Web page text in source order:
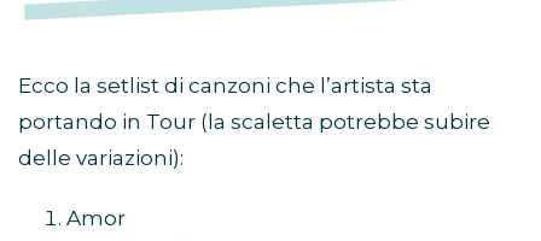
Ecco la setlist di canzoni che l’artista sta
portando in Tour (la scaletta potrebbe subire
delle variazioni):
Amor